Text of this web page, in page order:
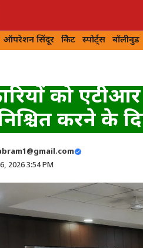
ऑपरेशन सिंदूर क्रिकेट स्पोर्ट्स बॉलीवुड
को एटीआर
करने के
2026 3:54 PM